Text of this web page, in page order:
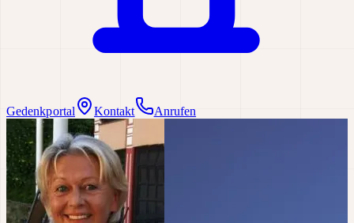
Gedenkportal Kontakt Anrufen